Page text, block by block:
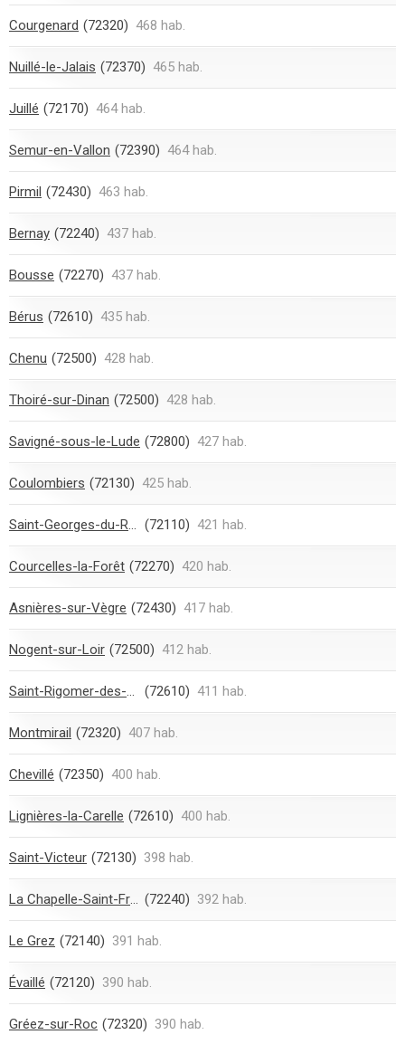
Courgenard (72320) 468 hab.
Nuillé-le-Jalais (72370) 465 hab.
Juillé (72170) 464 hab.
Semur-en-Vallon (72390) 464 hab.
Pirmil (72430) 463 hab.
Bernay (72240) 437 hab.
Bousse (72270) 437 hab.
Bérus (72610) 435 hab.
Chenu (72500) 428 hab.
Thoiré-sur-Dinan (72500) 428 hab.
Savigné-sous-le-Lude (72800) 427 hab.
Coulombiers (72130) 425 hab.
Saint-Georges-du-Rosay (72110) 421 hab.
Courcelles-la-Forêt (72270) 420 hab.
Asnières-sur-Vègre (72430) 417 hab.
Nogent-sur-Loir (72500) 412 hab.
Saint-Rigomer-des-Bois (72610) 411 hab.
Montmirail (72320) 407 hab.
Chevillé (72350) 400 hab.
Lignières-la-Carelle (72610) 400 hab.
Saint-Victeur (72130) 398 hab.
La Chapelle-Saint-Fray (72240) 392 hab.
Le Grez (72140) 391 hab.
Évaillé (72120) 390 hab.
Gréez-sur-Roc (72320) 390 hab.